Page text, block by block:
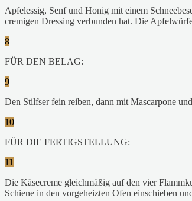
Apfelessig, Senf und Honig mit einem
cremigen Dressing verbunden hat. Die
8
FÜR DEN BELAG:
9
Den Stilfser fein reiben, dann mit Mascarpone
10
FÜR DIE FERTIGSTELLUNG:
11
Die Käsecreme gleichmäßig auf den vier
Schiene in den vorgeheizten Ofen einschieben